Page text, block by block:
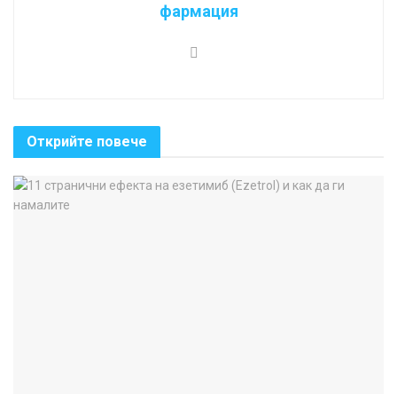
фармация
Открийте повече